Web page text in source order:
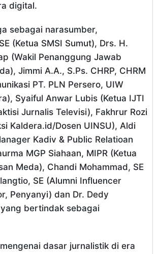
digital.
sebagai narasumber,
(Ketua SMSI Sumut), Drs. H.
(Wakil Penanggung Jawab
Jimmi A.A., S.Ps. CHRP, CHRM
PT. PLN Persero, UIW
Syaiful Anwar Lubis (Ketua IJTI
Jurnalis Televisi), Fakhrur Rozi
Kaldera.id/Dosen UINSU), Aldi
Kadiv & Public Relatioan
MGP Siahaan, MIPR (Ketua
Meda), Chandi Mohammad, SE
SE (Alumni Influencer
Penyanyi) dan Dr. Dedy
bertindak sebagai
dasar jurnalistik di era